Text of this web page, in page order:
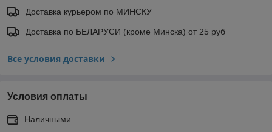
Доставка курьером по МИНСКУ
Доставка по БЕЛАРУСИ (кроме Минска) от 25 руб
Все условия доставки
Условия оплаты
Наличными